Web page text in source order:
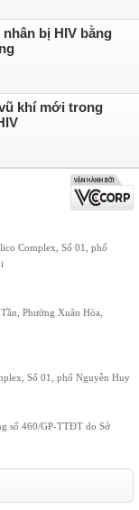
bị HIV bằng
khí mới trong
Complex, Số 01, phố
Phường Xuân Hòa,
Số 01, phố Nguyễn Huy
số 460/GP-TTĐT do Sở